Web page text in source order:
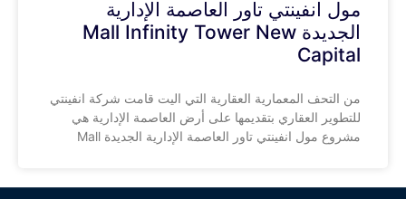
مول انفينتي تاور العاصمة الإدارية
الجديدة Mall Infinity Tower New
Capital
من التحف المعمارية العقارية التي اليت قامت شركة انفينتي
للتطوير العقاري بتقديمها على أرض العاصمة الإدارية هي
مشروع مول انفينتي تاور العاصمة الإدارية الجديدة Mall